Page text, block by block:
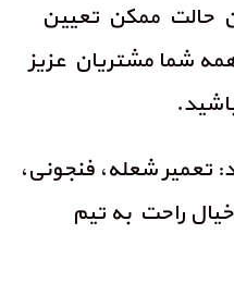
حالت ممکن تعیین
شما مشتریان عزیز
تعمیر شعله، فنجونی،
راحت به تیم